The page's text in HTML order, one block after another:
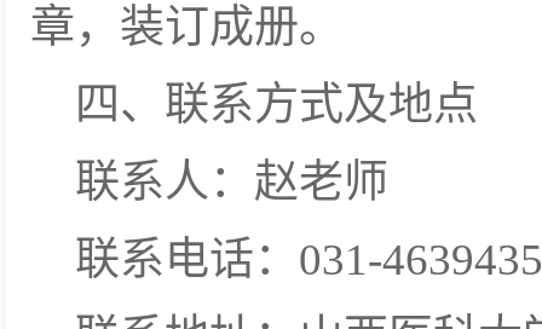
章，装订成册。
四、联系方式及地点
联系人：赵老师
联系电话：031-